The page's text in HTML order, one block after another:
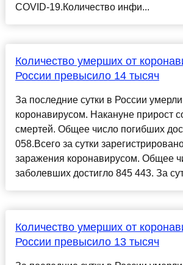
COVID-19.Количество инфи...
Количество умерших от
России превысило 14 тысяч
За последние сутки в России
коронавирусом. Накануне прирост
смертей. Общее число погибших
058.Всего за сутки
заражения коронавирусом. Общее
заболевших достигло 845 443. За
Количество умерших от
России превысило 13 тысяч